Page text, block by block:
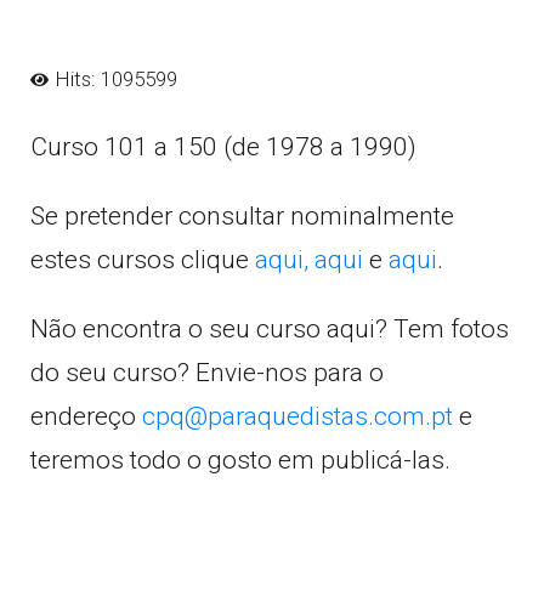
Hits: 1095599
Curso 101 a 150 (de 1978 a 1990)
Se pretender consultar nominalmente
estes cursos clique aqui, aqui e aqui.
Não encontra o seu curso aqui? Tem fotos
do seu curso? Envie-nos para o
endereço cpq@paraquedistas.com.pt e
teremos todo o gosto em publicá-las.